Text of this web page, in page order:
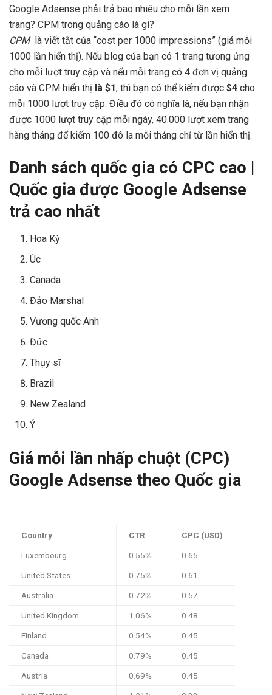
Google Adsense phải trả bao nhiêu cho mỗi lần xem
trang? CPM trong quảng cáo là gì?
CPMlà viết tắt của “cost per 1000 impressions” (giá mỗi
1000 lần hiển thị). Nếu blog của bạn có 1 trang tương ứng
cho mỗi lượt truy cập và nếu mỗi trang có 4 đơn vị quảng
cáo và CPM hiển thị là $1, thì bạn có thể kiếm được $4 cho
mỗi 1000 lượt truy cập. Điều đó có nghĩa là, nếu bạn nhận
được 1000 lượt truy cập mỗi ngày, 40.000 lượt xem trang
hàng tháng để kiếm 100 đô la mỗi tháng chỉ từ lần hiển thị.
Danh sách quốc gia có CPC cao |
Quốc gia được Google Adsense
trả cao nhất
Hoa Kỳ
Úc
Canada
Đảo Marshal
Vương quốc Anh
Đức
Thụy sĩ
Brazil
New Zealand
Ý
Giá mỗi lần nhấp chuột (CPC)
Google Adsense theo Quốc gia
Country CTR CPC (USD)
Luxembourg 0.55% 0.65
United States 0.75% 0.61
Australia 0.72% 0.57
United Kingdom 1.06% 0.48
Finland 0.54% 0.45
Canada 0.79% 0.45
Austria 0.69% 0.45